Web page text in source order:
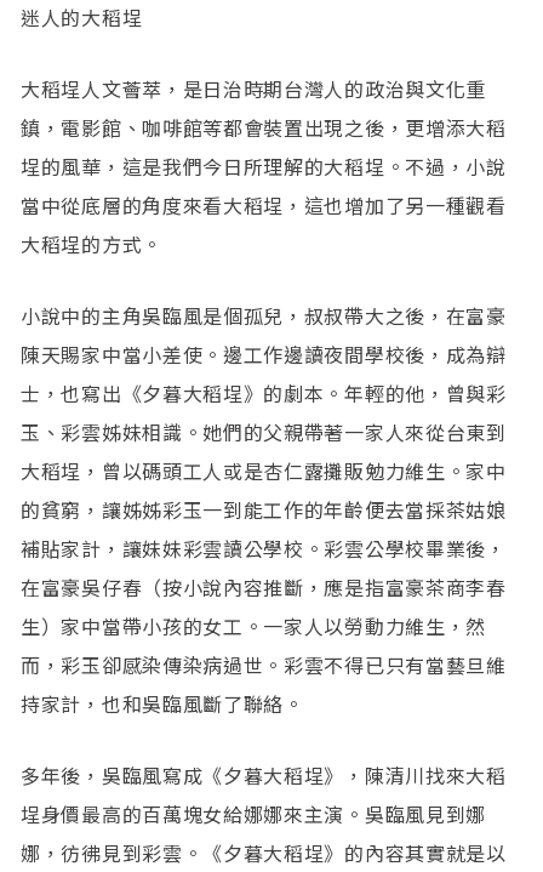
迷人的大稻埕
大稻埕人文薈萃，是日治時期台灣人的政治與文化重
鎮，電影館、咖啡館等都會裝置出現之後，更增添大稻
埕的風華，這是我們今日所理解的大稻埕。不過，小說
當中從底層的角度來看大稻埕，這也增加了另一種觀看
大稻埕的方式。
小說中的主角吳臨風是個孤兒，叔叔帶大之後，在富豪
陳天賜家中當小差使。邊工作邊讀夜間學校後，成為辯
士，也寫出《夕暮大稻埕》的劇本。年輕的他，曾與彩
玉、彩雲姊妹相識。她們的父親帶著一家人來從台東到
大稻埕，曾以碼頭工人或是杏仁露攤販勉力維生。家中
的貧窮，讓姊姊彩玉一到能工作的年齡便去當採茶姑娘
補貼家計，讓妹妹彩雲讀公學校。彩雲公學校畢業後，
在富豪吳仔春（按小說內容推斷，應是指富豪茶商李春
生）家中當帶小孩的女工。一家人以勞動力維生，然
而，彩玉卻感染傳染病過世。彩雲不得已只有當藝旦維
持家計，也和吳臨風斷了聯絡。
多年後，吳臨風寫成《夕暮大稻埕》，陳清川找來大稻
埕身價最高的百萬塊女給娜娜來主演。吳臨風見到娜
娜，彷彿見到彩雲。《夕暮大稻埕》的內容其實就是以